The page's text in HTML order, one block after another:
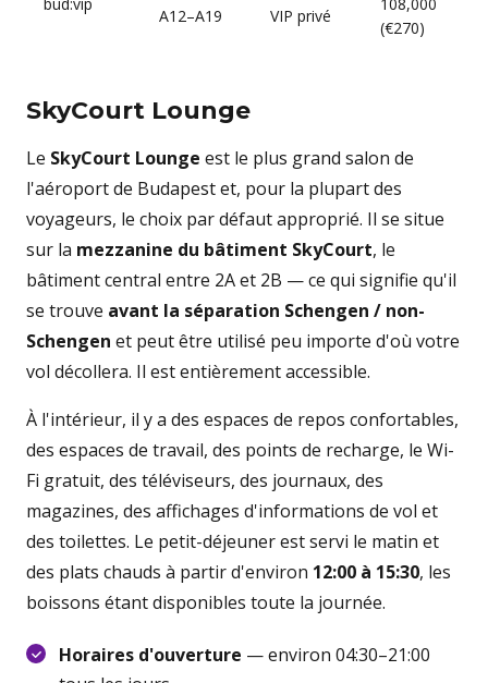
A12–A19
VIP privé
(€270)
SkyCourt Lounge
Le SkyCourt Lounge est le plus grand salon de
l'aéroport de Budapest et, pour la plupart des
voyageurs, le choix par défaut approprié. Il se situe
sur la mezzanine du bâtiment SkyCourt, le
bâtiment central entre 2A et 2B — ce qui signifie qu'il
se trouve avant la séparation Schengen / non-
Schengen et peut être utilisé peu importe d'où votre
vol décollera. Il est entièrement accessible.
À l'intérieur, il y a des espaces de repos confortables,
des espaces de travail, des points de recharge, le Wi-
Fi gratuit, des téléviseurs, des journaux, des
magazines, des affichages d'informations de vol et
des toilettes. Le petit-déjeuner est servi le matin et
des plats chauds à partir d'environ 12:00 à 15:30, les
boissons étant disponibles toute la journée.
Horaires d'ouverture — environ 04:30–21:00